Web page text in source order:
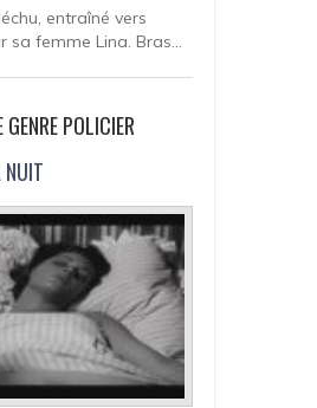
entraîné vers
sa femme Lina. Bras...
POLICIER
NUIT